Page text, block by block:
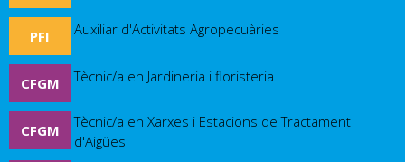
PFI Auxiliar d'Activitats Agropecuàries
CFGM Tècnic/a en Jardineria i floristeria
CFGM
Tècnic/a en Xarxes i Estacions de Tractament
d'Aigües